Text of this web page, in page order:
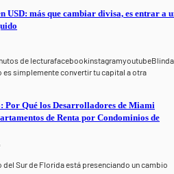
USD: más que cambiar divisa, es entrar a
de
es simplemente convertir tu capital a otra
Por Qué los Desarrolladores de Miami
de Renta por Condominios de
Sur de Florida está presenciando un cambio